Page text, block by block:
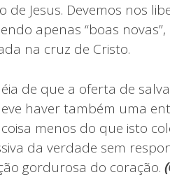
Jesus. Devemos nos
apenas “boas novas”,
na cruz de Cristo.
de que a oferta de
haver também uma
menos do que isto
da verdade sem
gordurosa do coração. (